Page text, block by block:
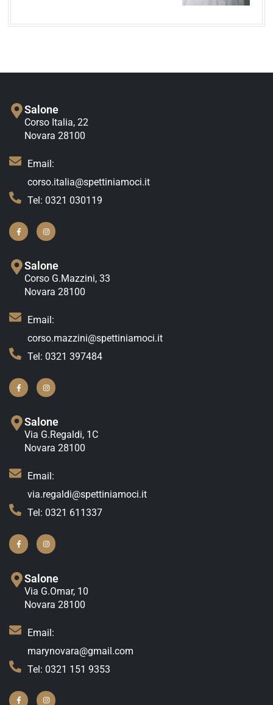
Salone
Corso Italia, 22
Novara 28100
Email:
corso.italia@spettiniamoci.it
Tel: 0321 030119
Salone
Corso G.Mazzini, 33
Novara 28100
Email:
corso.mazzini@spettiniamoci.it
Tel: 0321 397484
Salone
Via G.Regaldi, 1C
Novara 28100
Email:
via.regaldi@spettiniamoci.it
Tel: 0321 611337
Salone
Via G.Omar, 10
Novara 28100
Email:
marynovara@gmail.com
Tel: 0321 151 9353